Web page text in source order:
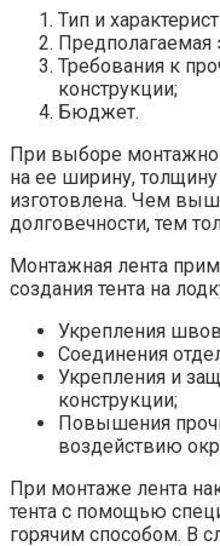
Тип и
Предполагаемая
Требования к
конструкции;
Бюджет.
При выборе
на ее ширину, толщину
изготовлена. Чем
долговечности, тем
Монтажная лента
создания тента на
Укрепления
Соединения
Укрепления и
конструкции;
Повышения
воздействию
При монтаже лента
тента с помощью
горячим способом. В